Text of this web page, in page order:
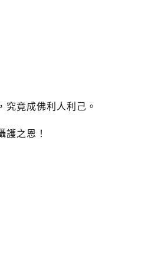
竟成佛利人利己。
之恩！